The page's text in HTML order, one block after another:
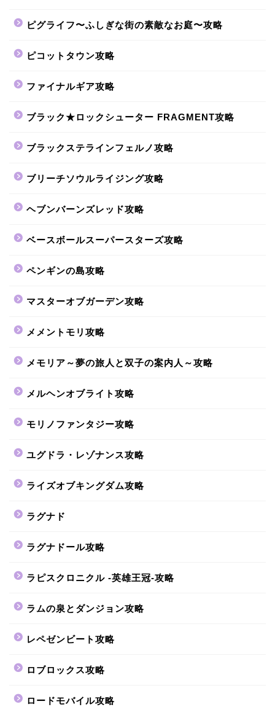
ピグライフ〜ふしぎな街の素敵なお庭〜攻略
ピコットタウン攻略
ファイナルギア攻略
ブラック★ロックシューター FRAGMENT攻略
ブラックステラインフェルノ攻略
ブリーチソウルライジング攻略
ヘブンバーンズレッド攻略
ベースボールスーパースターズ攻略
ペンギンの島攻略
マスターオブガーデン攻略
メメントモリ攻略
メモリア～夢の旅人と双子の案内人～攻略
メルヘンオブライト攻略
モリノファンタジー攻略
ユグドラ・レゾナンス攻略
ライズオブキングダム攻略
ラグナド
ラグナドール攻略
ラピスクロニクル -英雄王冠-攻略
ラムの泉とダンジョン攻略
レペゼンビート攻略
ロブロックス攻略
ロードモバイル攻略